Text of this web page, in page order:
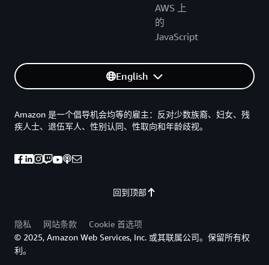
AWS 上
的
JavaScript
English
回到顶部
Amazon 是一个倡导机会均等的雇主：反对少数族裔、妇女、残
疾人士、退伍军人、性别认同、性取向和年龄歧视。
隐私 网站条款
Cookie 首选项
© 2025, Amazon Web Services, Inc. 或其联属公司。保留所有权
利。